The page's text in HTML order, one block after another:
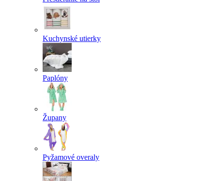
Kuchynské utierky
Paplóny
Župany
Pyžamové overaly